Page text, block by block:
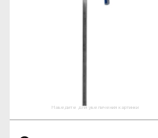
Наведите для увеличения картинки